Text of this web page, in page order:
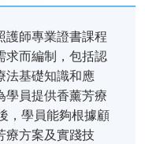
護師專業證書課程
求而編制，包括認
法基礎知識和應
學員提供香薰芳療
，學員能夠根據顧
療方案及實踐技